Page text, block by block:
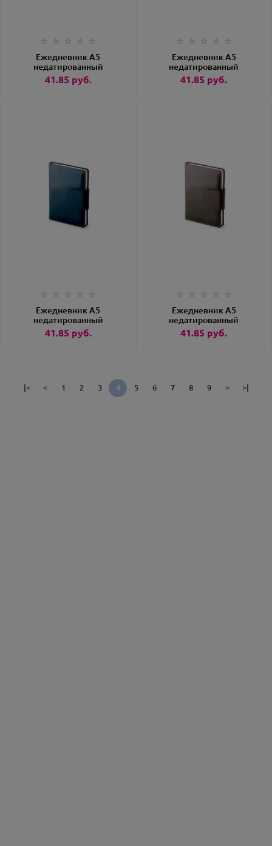
Ежедневник А5
недатированный
«Prestige» красный
41.85 руб.
Ежедневник А5
недатированный
«Prestige» серый
41.85 руб.
Ежедневник А5
недатированный
«Prestige» синий
41.85 руб.
Ежедневник А5
недатированный
«Prestige» черный
41.85 руб.
|< < 1 2 3 4 5 6 7 8 9 > >|